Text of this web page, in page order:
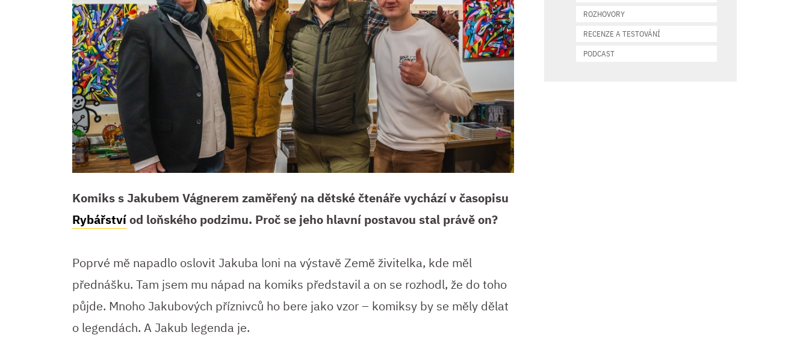
Komiks s Jakubem Vágnerem zaměřený na dětské čtenáře vychází v časopisu
Rybářstvíod loňského podzimu. Proč se jeho hlavní postavou stal právě on?
Poprvé mě napadlo oslovit Jakuba loni na výstavě Země živitelka, kde měl
přednášku. Tam jsem mu nápad na komiks představil a on se rozhodl, že do toho
půjde. Mnoho Jakubových příznivců ho bere jako vzor – komiksy by se měly dělat
o legendách. A Jakub legenda je.
ROZHOVORY
RECENZE A TESTOVÁNÍ
PODCAST